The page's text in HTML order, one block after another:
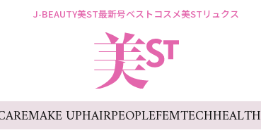
J-BEAUTY美ST最新号ベストコスメ美STリュクス
MAKE UPHAIRPEOPLEFEMTECHHEALTH